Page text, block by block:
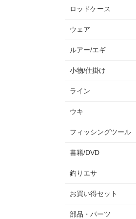
ロッドケース
ウェア
ルアー/エギ
小物/仕掛け
ライン
ウキ
フィッシングツール
書籍/DVD
釣りエサ
お買い得セット
部品・パーツ